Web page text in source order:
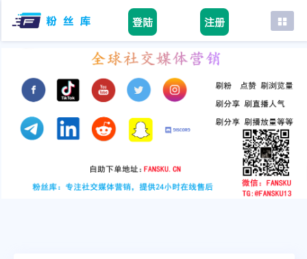
登陆 注册
首页
tiktok
youtube
instagram